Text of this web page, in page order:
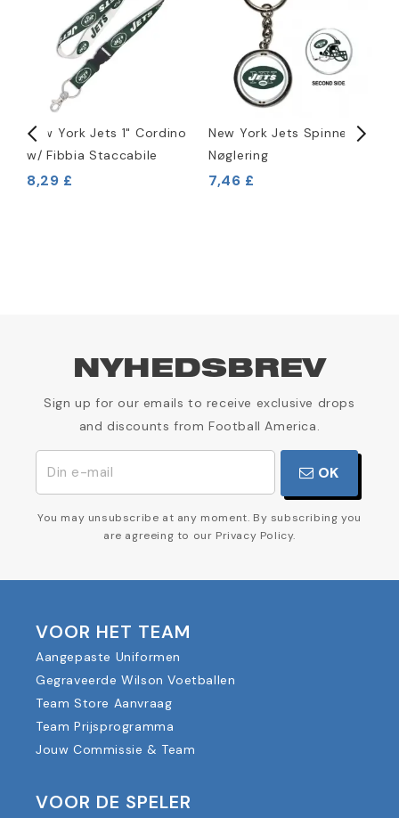
New York Jets 1" Cordino
w/ Fibbia Staccabile
8,29 £
New York Jets Spinner
Nøglering
7,46 £
NYHEDSBREV
Sign up for our emails to receive exclusive drops
and discounts from Football America.
OK
You may unsubscribe at any moment. By subscribing you
are agreeing to our Privacy Policy.
VOOR HET TEAM
Aangepaste Uniformen
Gegraveerde Wilson Voetballen
Team Store Aanvraag
Team Prijsprogramma
Jouw Commissie & Team
VOOR DE SPELER